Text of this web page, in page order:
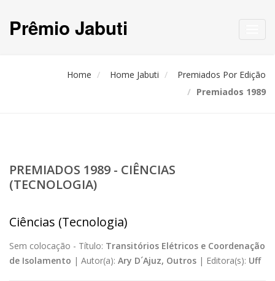
Prêmio Jabuti
Home Home Jabuti
Premiados Por Edição
Premiados 1989
PREMIADOS 1989 - CIÊNCIAS
(TECNOLOGIA)
Ciências (Tecnologia)
Sem colocação - Título: Transitórios Elétricos e Coordenação
de Isolamento | Autor(a): Ary D´Ajuz, Outros | Editora(s): Uff